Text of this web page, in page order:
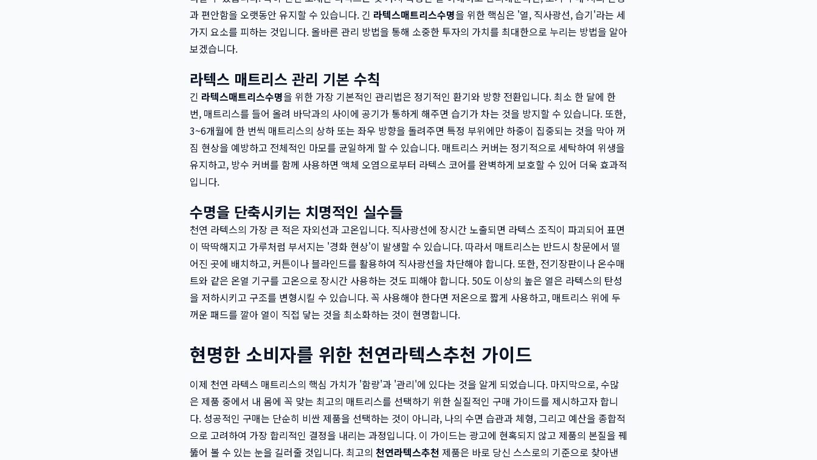
과 편안함을 오랫동안 유지할 수 있습니다. 긴 라텍스매트리스수명을 위한 핵심은 '열, 직사광선, 습기'라는 세
가지 요소를 피하는 것입니다. 올바른 관리 방법을 통해 소중한 투자의 가치를 최대한으로 누리는 방법을 알아
보겠습니다.
라텍스 매트리스 관리 기본 수칙
긴 라텍스매트리스수명을 위한 가장 기본적인 관리법은 정기적인 환기와 방향 전환입니다. 최소 한 달에 한
번, 매트리스를 들어 올려 바닥과의 사이에 공기가 통하게 해주면 습기가 차는 것을 방지할 수 있습니다. 또한,
3~6개월에 한 번씩 매트리스의 상하 또는 좌우 방향을 돌려주면 특정 부위에만 하중이 집중되는 것을 막아 꺼
짐 현상을 예방하고 전체적인 마모를 균일하게 할 수 있습니다. 매트리스 커버는 정기적으로 세탁하여 위생을
유지하고, 방수 커버를 함께 사용하면 액체 오염으로부터 라텍스 코어를 완벽하게 보호할 수 있어 더욱 효과적
입니다.
수명을 단축시키는 치명적인 실수들
천연 라텍스의 가장 큰 적은 자외선과 고온입니다. 직사광선에 장시간 노출되면 라텍스 조직이 파괴되어 표면
이 딱딱해지고 가루처럼 부서지는 '경화 현상'이 발생할 수 있습니다. 따라서 매트리스는 반드시 창문에서 떨
어진 곳에 배치하고, 커튼이나 블라인드를 활용하여 직사광선을 차단해야 합니다. 또한, 전기장판이나 온수매
트와 같은 온열 기구를 고온으로 장시간 사용하는 것도 피해야 합니다. 50도 이상의 높은 열은 라텍스의 탄성
을 저하시키고 구조를 변형시킬 수 있습니다. 꼭 사용해야 한다면 저온으로 짧게 사용하고, 매트리스 위에 두
꺼운 패드를 깔아 열이 직접 닿는 것을 최소화하는 것이 현명합니다.
현명한 소비자를 위한 천연라텍스추천 가이드
이제 천연 라텍스 매트리스의 핵심 가치가 '함량'과 '관리'에 있다는 것을 알게 되었습니다. 마지막으로, 수많
은 제품 중에서 내 몸에 꼭 맞는 최고의 매트리스를 선택하기 위한 실질적인 구매 가이드를 제시하고자 합니
다. 성공적인 구매는 단순히 비싼 제품을 선택하는 것이 아니라, 나의 수면 습관과 체형, 그리고 예산을 종합적
으로 고려하여 가장 합리적인 결정을 내리는 과정입니다. 이 가이드는 광고에 현혹되지 않고 제품의 본질을 꿰
뚫어 볼 수 있는 눈을 길러줄 것입니다. 최고의 천연라텍스추천 제품은 바로 당신 스스로의 기준으로 찾아낸